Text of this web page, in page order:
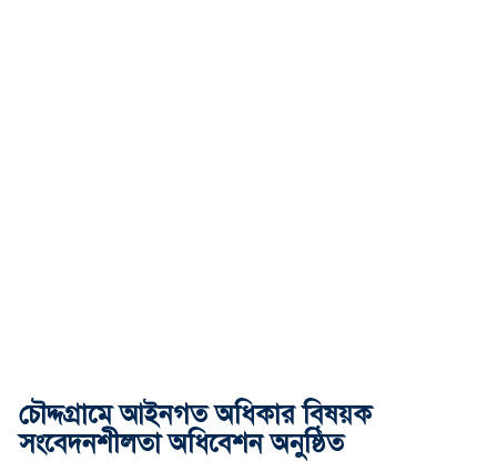
চৌদ্দগ্রামে আইনগত অধিকার বিষয়ক
সংবেদনশীলতা অধিবেশন অনুষ্ঠিত